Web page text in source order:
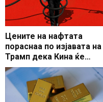
Цените на нафтата
пораснаа по изјавата на
Трамп дека Кина ќе
купува американска
нафта